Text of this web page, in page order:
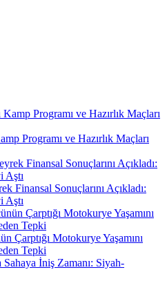
Programı ve Hazırlık Maçları
Finansal Sonuçlarını Açıkladı:
Aştı
Çarptığı Motokurye Yaşamını
Tepki